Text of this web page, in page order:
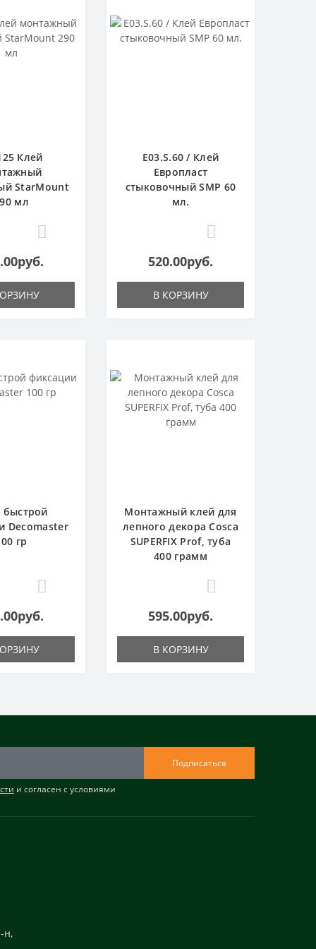
Клей
StarMount
мл
E03.S.60 / Клей
Европласт
стыковочный SMP 60
мл.
520.00руб.
В КОРЗИНУ
быстрой
Decomaster
гр
Монтажный клей для
лепного декора Cosca
SUPERFIX Prof, туба
400 грамм
595.00руб.
В КОРЗИНУ
Подписаться
и согласен с условиями
н,